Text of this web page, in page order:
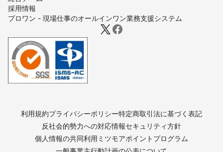
採用情報
プロワン - 現場仕事のオールインワン業務支援システム
利用規約プライバシーポリシー特定商取引法に基づく表記
反社会的勢力への対応情報セキュリティ方針
個人情報の共同利用 ミツモアポイントプログラム